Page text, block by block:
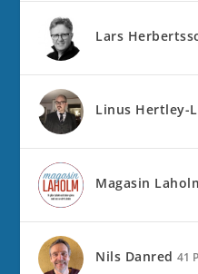
Lars
Linus Hertley-
Magasin
Nils Danred 41